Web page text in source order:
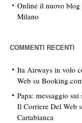
Online il nuovo blog
Milano
COMMENTI RECENTI
Ita Airways in volo
Web su
Papa: messaggio
Il Corriere Del Web
Cartabianca